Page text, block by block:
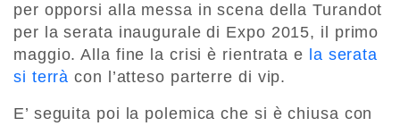
per opporsi alla messa in scena della Turandot
per la serata inaugurale di Expo 2015, il primo
maggio. Alla fine la crisi è rientrata e la serata
si terrà con l’atteso parterre di vip.
E’ seguita poi la polemica che si è chiusa con